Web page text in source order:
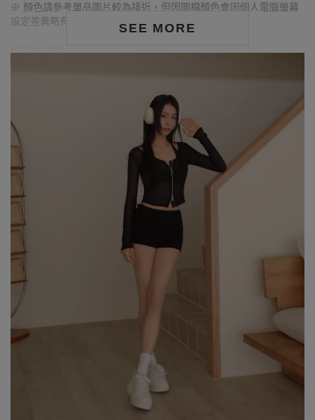
SEE MORE
※ 顏色請參考單品圖片較為接近，但因圖檔顏色會因個人電腦螢幕
設定差異略有不同，請以實際商品顏色為準。
腰圍Waist：61cm／臀圍hips：86cm